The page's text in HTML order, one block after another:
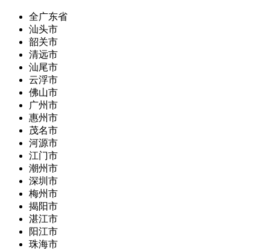
全广东省
汕头市
韶关市
清远市
汕尾市
云浮市
佛山市
广州市
惠州市
茂名市
河源市
江门市
潮州市
深圳市
梅州市
揭阳市
湛江市
阳江市
珠海市